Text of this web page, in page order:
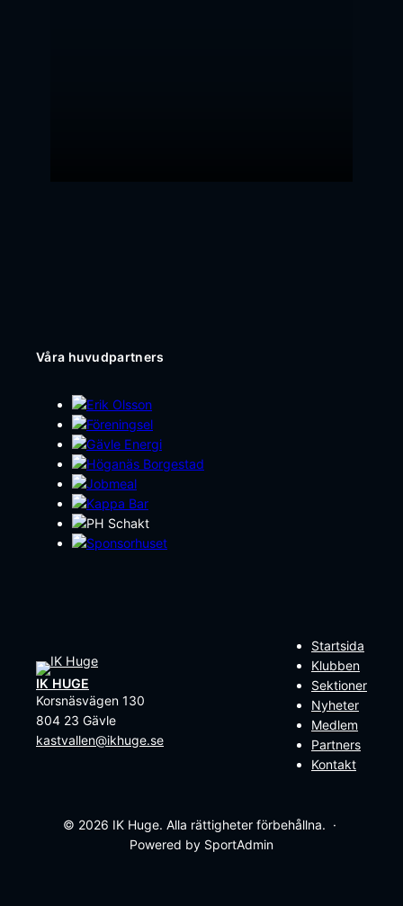
Våra huvudpartners
IK HUGE
Korsnäsvägen 130
804 23 Gävle
kastvallen@ikhuge.se
Startsida
Klubben
Sektioner
Nyheter
Medlem
Partners
Kontakt
© 2026 IK Huge. Alla rättigheter förbehållna. ·
Powered by SportAdmin